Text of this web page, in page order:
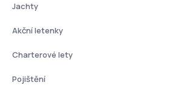
Jachty
Akční letenky
Charterové lety
Pojištění